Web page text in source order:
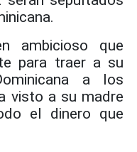
ambicioso que
para traer a su
a los
visto a su madre
el dinero que